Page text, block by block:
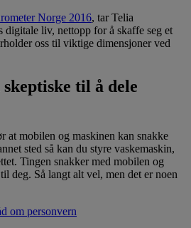
Norge 2016, tar Telia
digitale liv, nettopp for å skaffe seg et
oss til viktige dimensjoner ved
til å dele
at mobilen og maskinen kan snakke
sted så kan du styre vaskemaskin,
Tingen snakker med mobilen og
deg. Så langt alt vel, men det er noen
om personvern